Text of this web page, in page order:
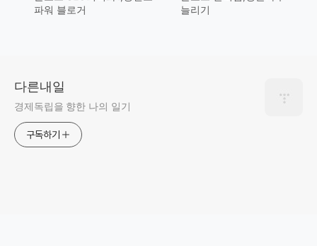
파워 블로거
늘리기
다른내일
경제독립을 향한 나의 일기
구독하기